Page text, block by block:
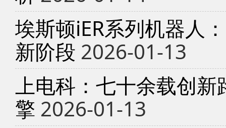
埃斯顿iER系列机器人
新阶段 2026-01-13
上电科：七十余载创
擎 2026-01-13